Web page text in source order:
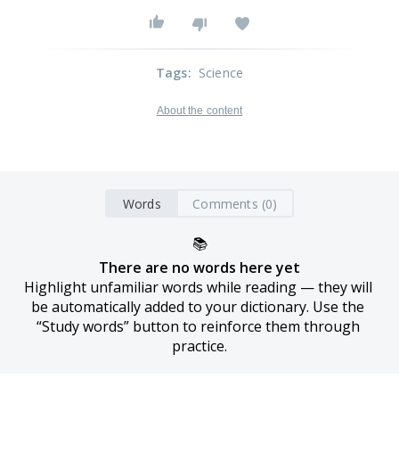
Tags: Science
About the content
Words Comments (0)
📚
There are no words here yet
Highlight unfamiliar words while reading — they will
be automatically added to your dictionary. Use the
“Study words” button to reinforce them through
practice.